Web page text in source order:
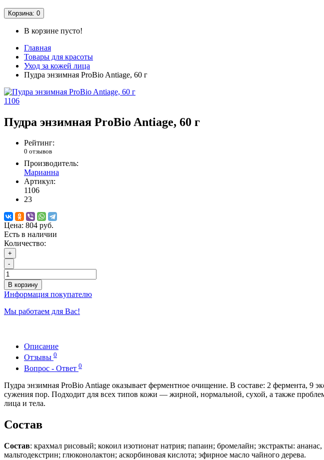
Корзина: 0
В корзине пусто!
Главная
Товары для красоты
Уход за кожей лица
Пудра энзимная ProBio Antiage, 60 г
1106
Пудра энзимная ProBio Antiage, 60 г
Рейтинг:
0 отзывов
Производитель:
Марианна
Артикул:
1106
23
Цена: 804 руб.
Есть в наличии
Количество:
+
-
В корзину
Информация покупателю
Мы работаем для Вас!
Описание
Отзывы 0
Вопрос - Ответ 0
Пудра энзимная ProBio Antiage оказывает ферментное очищение. В составе: 2 фермента, 9
сужения пор. Подходит для всех типов кожи — жирной, нормальной, сухой, а также
лица и тела.
Состав
Состав: крахмал рисовый; кокоил изотионат натрия; папаин; бромелайн; экстракты:
мальтодекстрин; глюконолактон; аскорбиновая кислота; эфирное масло чайного дерева.